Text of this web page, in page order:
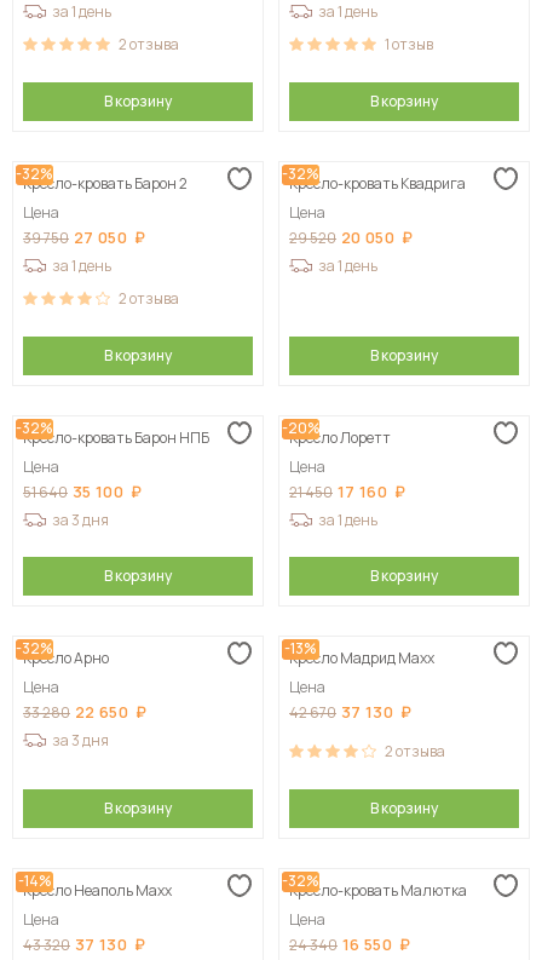
за 1 день
2отзыва
В корзину
за 1 день
1отзыв
В корзину
-32%
Кресло-кровать Барон 2
Цена
39 750 27 050
за 1 день
2отзыва
В корзину
-32%
Кресло-кровать Квадрига
Цена
29 520 20 050
за 1 день
В корзину
-32%
Кресло-кровать Барон НПБ
Цена
51 640 35 100
за 3 дня
В корзину
-20%
Кресло Лоретт
Цена
21 450 17 160
за 1 день
В корзину
-32%
Кресло Арно
Цена
33 280 22 650
за 3 дня
В корзину
-13%
Кресло Мадрид Maxx
Цена
42 670 37 130
2отзыва
В корзину
-14%
Кресло Неаполь Maxx
Цена
43 320 37 130
-32%
Кресло-кровать Малютка
Цена
24 340 16 550